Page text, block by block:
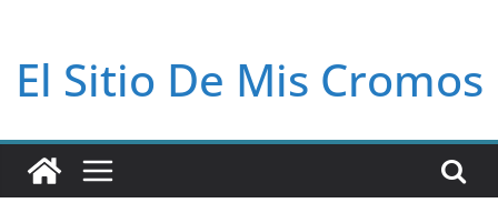
El Sitio De Mis Cromos